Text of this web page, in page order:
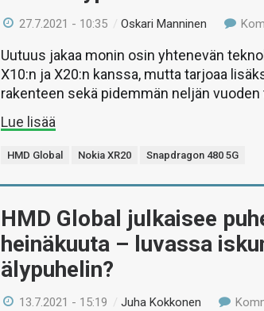
27.7.2021 - 10:35 /Oskari Manninen
Uutuus jakaa monin osin yhtenevän
X10:n ja X20:n kanssa, mutta tarjoaa
rakenteen sekä pidemmän neljän
Lue lisää
HMD Global Nokia XR20 Snapdragon 480 5G
HMD Global julkaisee
heinäkuuta – luvassa
älypuhelin?
13.7.2021 - 15:19 /Juha Kokkonen